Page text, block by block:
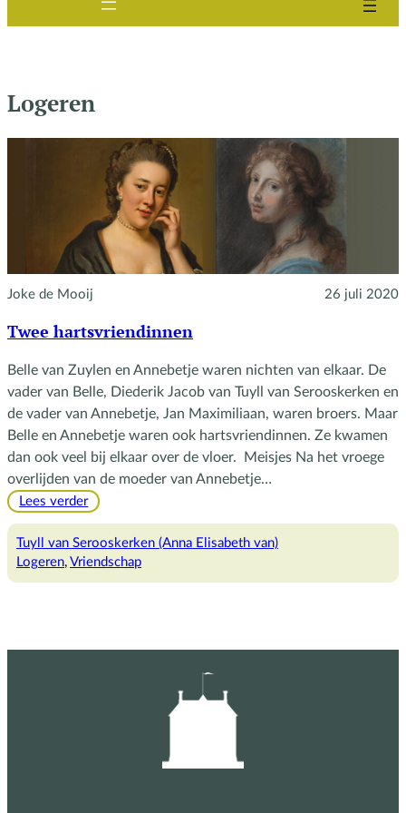
Logeren
Joke de Mooij 26 juli 2020
Twee hartsvriendinnen
Belle van Zuylen en Annebetje waren nichten van elkaar. De
vader van Belle, Diederik Jacob van Tuyll van Serooskerken en
de vader van Annebetje, Jan Maximiliaan, waren broers. Maar
Belle en Annebetje waren ook hartsvriendinnen. Ze kwamen
dan ook veel bij elkaar over de vloer. Meisjes Na het vroege
overlijden van de moeder van Annebetje…
Lees verder:
hartsvriendinnen
Tuyll van Serooskerken (Anna Elisabeth van)
Logeren, Vriendschap